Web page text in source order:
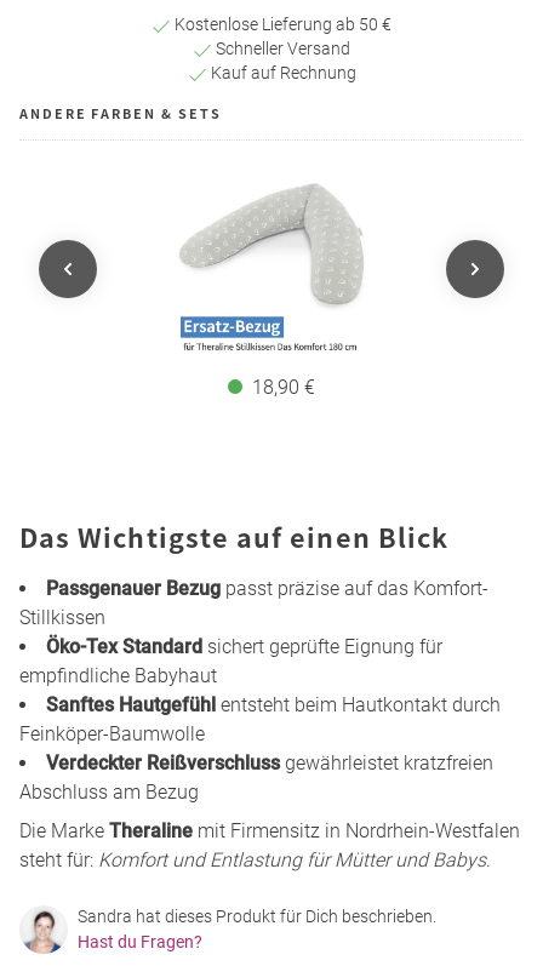
Kostenlose Lieferung ab 50 €
Schneller Versand
Kauf auf Rechnung
ANDERE FARBEN & SETS
18,90 €
Das Wichtigste auf einen Blick
Passgenauer Bezug passt präzise auf das Komfort-
Stillkissen
Öko-Tex Standard sichert geprüfte Eignung für
empfindliche Babyhaut
Sanftes Hautgefühl entsteht beim Hautkontakt durch
Feinköper-Baumwolle
Verdeckter Reißverschlussgewährleistet kratzfreien
Abschluss am Bezug
Die Marke Theraline mit Firmensitz in Nordrhein-Westfalen
steht für: Komfort und Entlastung für Mütter und Babys.
Sandra hat dieses Produkt für Dich beschrieben.
Hast du Fragen?